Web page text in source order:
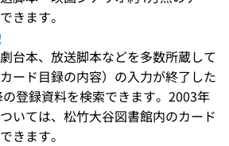
きます。
台本、放送脚本などを多数所蔵して
ード目録の内容）の入力が終了した
登録資料を検索できます。2003年
いては、松竹大谷図書館内のカード
きます。